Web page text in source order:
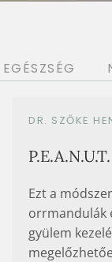
EGÉSZSÉG
DR. SZŐKE
Ezt a
orrmandulák
gyülem